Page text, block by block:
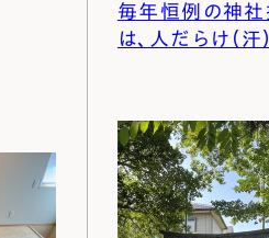
毎年恒例の神社
は、人だらけ（汗）